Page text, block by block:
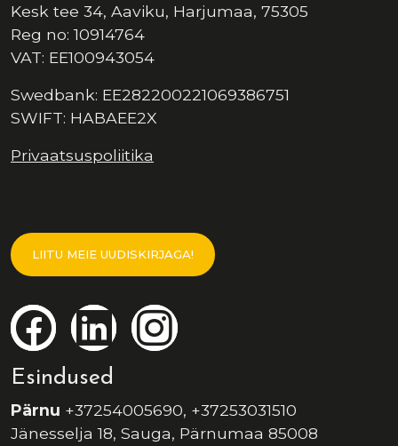
Kesk tee 34, Aaviku, Harjumaa, 75305
Reg no: 10914764
VAT: EE100943054
Swedbank: EE282200221069386751
SWIFT: HABAEE2X
Privaatsuspoliitika
LIITU MEIE UUDISKIRJAGA!
Esindused
Pärnu +37254005690, +37253031510
Jänesselja 18, Sauga, Pärnumaa 85008